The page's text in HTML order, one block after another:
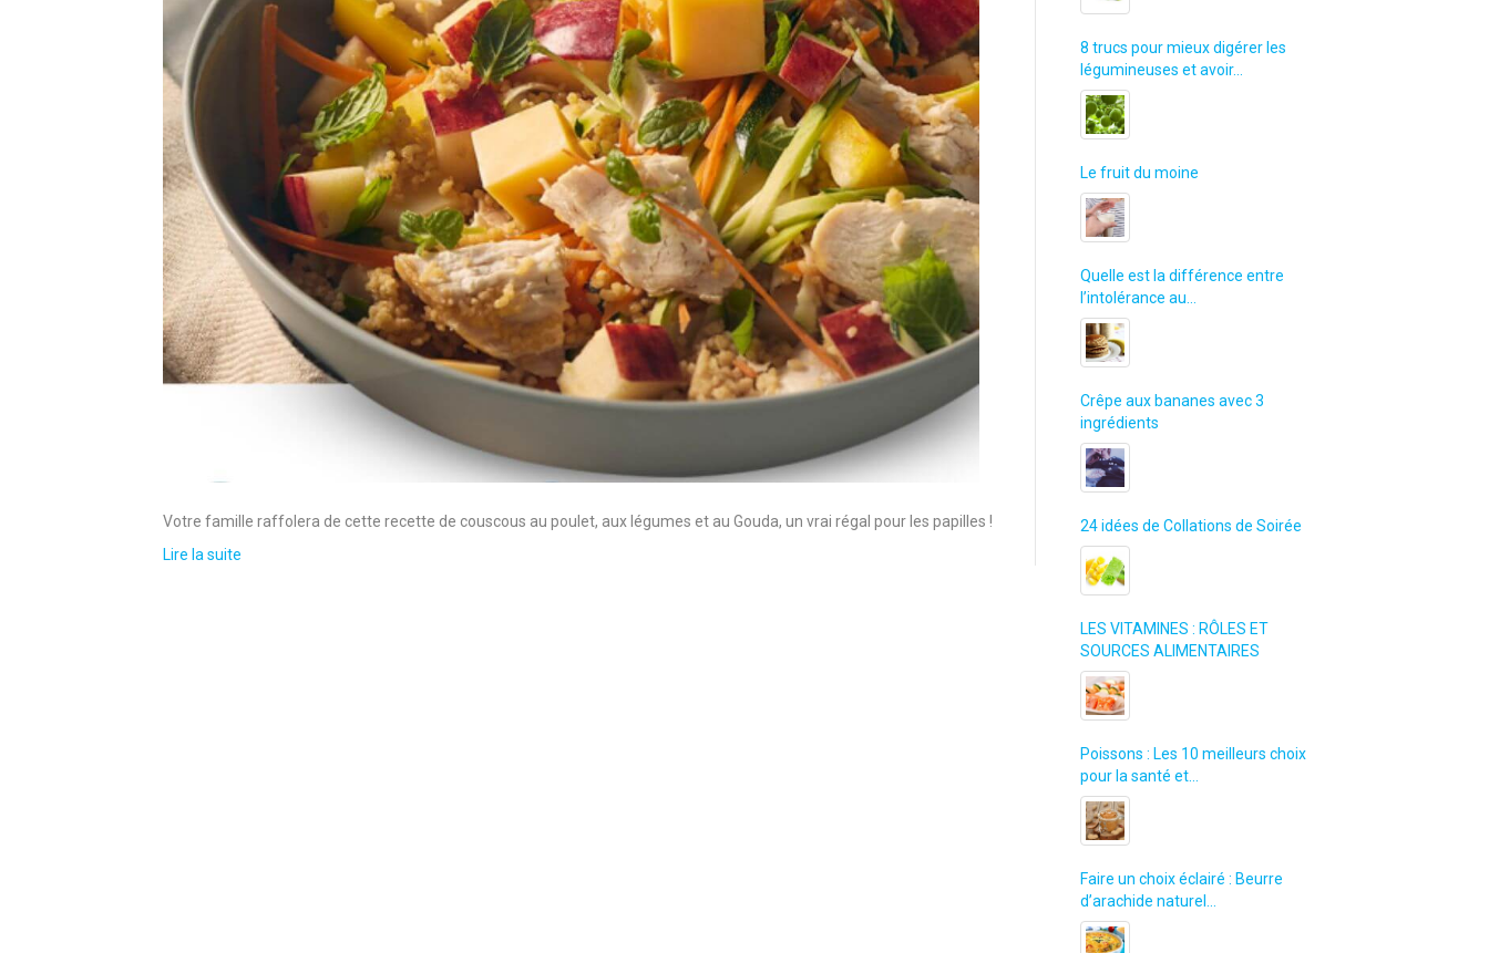
Votre famille raffolera de cette recette de couscous au poulet, aux légumes et au Gouda, un vrai régal pour les papilles !
Lire la suite
8 trucs pour mieux digérer les
légumineuses et avoir…
Le fruit du moine
Quelle est la différence entre
l’intolérance au…
Crêpe aux bananes avec 3
ingrédients
24 idées de Collations de Soirée
LES VITAMINES : RÔLES ET
SOURCES ALIMENTAIRES
Poissons : Les 10 meilleurs choix
pour la santé et…
Faire un choix éclairé : Beurre
d’arachide naturel…